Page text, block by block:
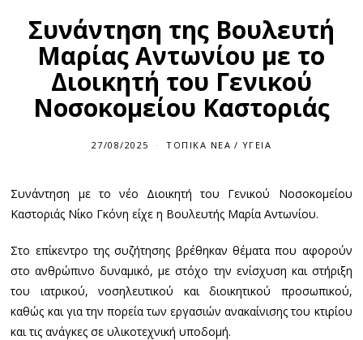
Συνάντηση της Βουλευτή
Μαρίας Αντωνίου με το
Διοικητή του Γενικού
Νοσοκομείου Καστοριάς
27/08/2025 ΤΟΠΙΚΆ ΝΈΑ / ΥΓΕΊΑ
Συνάντηση με το νέο Διοικητή του Γενικού Νοσοκομείου
Καστοριάς Νίκο Γκόνη είχε η Βουλευτής Μαρία Αντωνίου.
Στο επίκεντρο της συζήτησης βρέθηκαν θέματα που αφορούν
στο ανθρώπινο δυναμικό, με στόχο την ενίσχυση και στήριξη
του ιατρικού, νοσηλευτικού και διοικητικού προσωπικού,
καθώς και για την πορεία των εργασιών ανακαίνισης του κτιρίου
και τις ανάγκες σε υλικοτεχνική υποδομή.